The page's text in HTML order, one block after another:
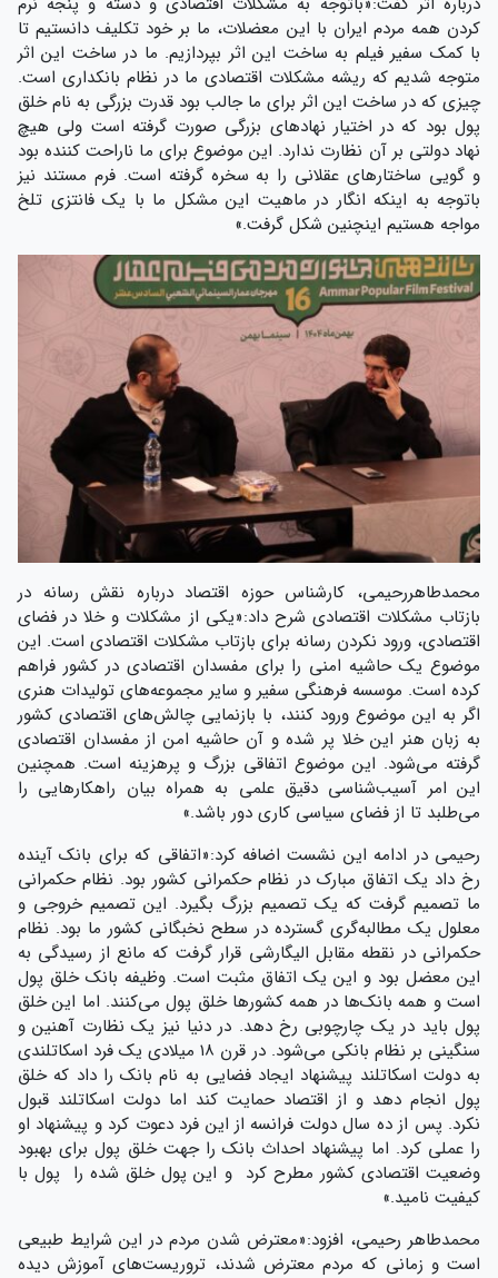
کردن همه مردم ایران با این معضلات، ما بر خود تکلیف دانستیم تا
با کمک سفیر فیلم به ساخت این اثر بپردازیم. ما در ساخت این اثر
متوجه شدیم که ریشه مشکلات اقتصادی ما در نظام بانکداری است.
چیزی که در ساخت این اثر برای ما جالب بود قدرت بزرگی به نام خلق
پول بود که در اختیار نهادهای بزرگی صورت گرفته است ولی هیچ
نهاد دولتی بر آن نظارت ندارد. این موضوع برای ما ناراحت کننده بود
و گویی ساختارهای عقلانی را به سخره گرفته است. فرم مستند نیز
باتوجه به اینکه انگار در ماهیت این مشکل ما با یک فانتزی تلخ
مواجه هستیم اینچنین شکل گرفت.»
محمدطاهررحیمی، کارشناس حوزه اقتصاد درباره نقش رسانه در
بازتاب مشکلات اقتصادی شرح داد:«یکی از مشکلات و خلا در فضای
اقتصادی، ورود نکردن رسانه برای بازتاب مشکلات اقتصادی است. این
موضوع یک حاشیه امنی را برای مفسدان اقتصادی در کشور فراهم
کرده است. موسسه فرهنگی سفیر و سایر مجموعه‌های تولیدات هنری
اگر به این موضوع ورود کنند، با بازنمایی چالش‌های اقتصادی کشور
به زبان هنر این خلا پر شده و آن حاشیه امن از مفسدان اقتصادی
گرفته می‌شود. این موضوع اتفاقی بزرگ و پرهزینه‌ است. همچنین
این امر آسیب‌شناسی دقیق علمی به همراه بیان راهکارهایی را
می‌طلبد تا از فضای سیاسی کاری دور باشد.»
رحیمی در ادامه این نشست اضافه کرد:«اتفاقی که برای بانک آینده
رخ داد یک اتفاق مبارک در نظام حکمرانی کشور بود. نظام حکمرانی
ما تصمیم گرفت که یک تصمیم بزرگ بگیرد. این تصمیم خروجی و
معلول یک مطالبه‌گری گسترده در سطح نخبگانی کشور ما بود. نظام
حکمرانی در نقطه مقابل الیگارشی قرار گرفت که مانع از رسیدگی به
این معضل بود و این یک اتفاق مثبت است. وظیفه بانک خلق پول
است و همه بانک‌ها در همه کشورها خلق پول می‌کنند. اما این خلق
پول باید در یک چارچوبی رخ دهد. در دنیا نیز یک نظارت آهنین و
سنگینی بر نظام بانکی می‌شود. در قرن ۱۸ میلادی یک فرد اسکاتلندی
به دولت اسکاتلند پیشنهاد ایجاد فضایی به نام بانک را داد که خلق
پول انجام دهد و از اقتصاد حمایت کند اما دولت اسکاتلند قبول
نکرد. پس از ده سال دولت فرانسه از این فرد دعوت کرد و پیشنهاد او
را عملی کرد. اما پیشنهاد احداث بانک را جهت خلق پول برای بهبود
وضعیت اقتصادی کشور مطرح کرد و این پول خلق شده را پول با
کیفیت نامید.»
محمدطاهر رحیمی، افزود:«️معترض شدن مردم در این شرایط طبیعی
است و زمانی که مردم معترض شدند، تروریست‌های آموزش دیده